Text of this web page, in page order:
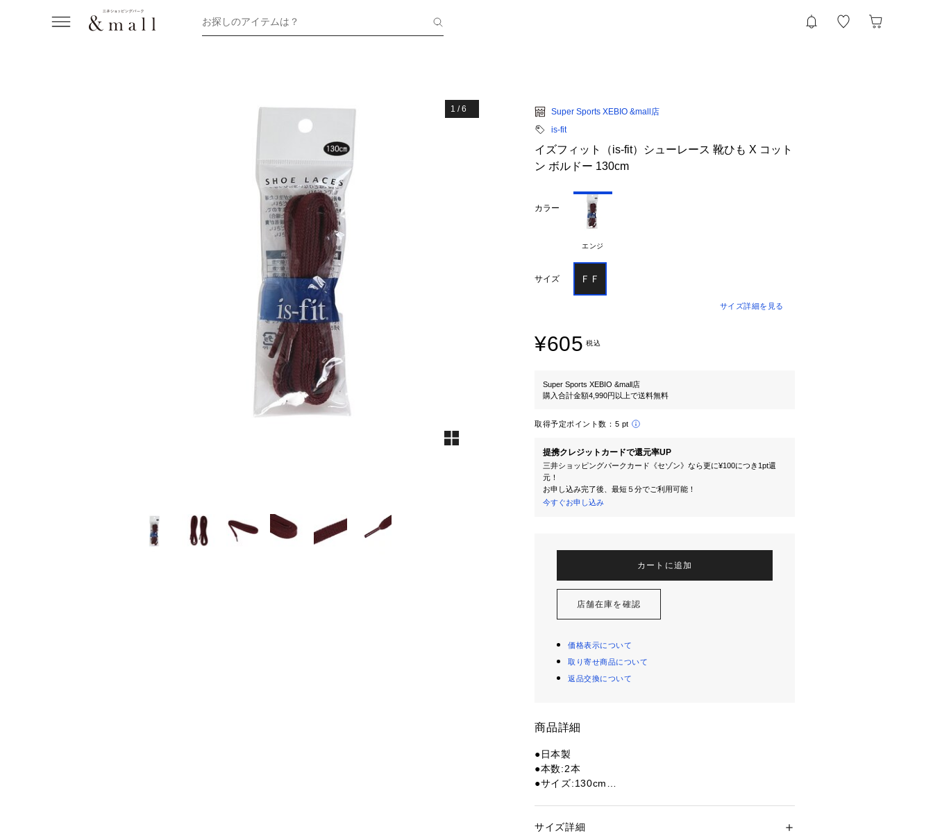
お探しのアイテムは？
1 /6
Super Sports XEBIO &mall店
is-fit
イズフィット（is-fit）シューレース 靴ひも X コット
ン ボルドー 130cm
カラー
エンジ
サイズ ＦＦ
サイズ詳細を見る
¥605 税込
Super Sports XEBIO &mall店
購入合計金額4,990円以上で送料無料
取得予定ポイント数： 5 pt
提携クレジットカードで還元率UP
三井ショッピングパークカード《セゾン》なら更に¥100につき1pt還
元！
お申し込み完了後、最短５分でご利用可能！
今すぐお申し込み
カートに追加
店舗在庫を確認
価格表示について
取り寄せ商品について
返品交換について
商品詳細
●日本製
●本数:2本
●サイズ:130cm
【商品の購入にあたっての注意事項】
性別：レディース
サイズ詳細